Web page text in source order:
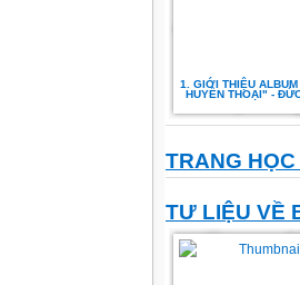
1. GIỚI THIỆU
HUYỀN THOẠI" -
TRANG HỌC
TƯ LIỆU VỀ